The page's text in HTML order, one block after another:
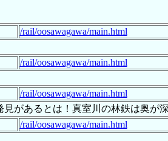
/rail/oosawagawa/main.html
/rail/oosawagawa/main.html
/rail/oosawagawa/main.html
があるとは！真室川の林鉄は奥が
/rail/oosawagawa/main.html